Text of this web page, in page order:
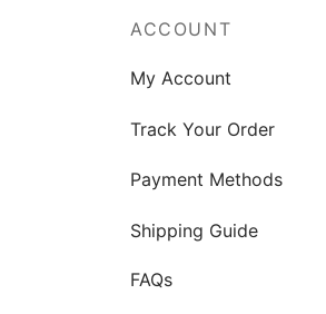
ACCOUNT
My Account
Track Your Order
Payment Methods
Shipping Guide
FAQs